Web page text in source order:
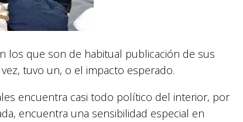
los que son de habitual publicación de sus
tuvo un, o el impacto esperado.
encuentra casi todo político del interior, por
encuentra una sensibilidad especial en